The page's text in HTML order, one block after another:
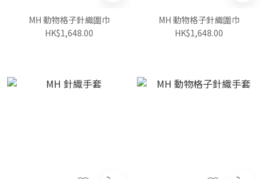
MH 動物格子針織圍巾
HK$1,648.00
MH 動物格子針織圍巾
HK$1,648.00